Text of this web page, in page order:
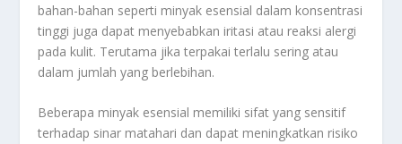
bahan-bahan seperti minyak esensial dalam konsentrasi
tinggi juga dapat menyebabkan iritasi atau reaksi alergi
pada kulit. Terutama jika terpakai terlalu sering atau
dalam jumlah yang berlebihan.
Beberapa minyak esensial memiliki sifat yang sensitif
terhadap sinar matahari dan dapat meningkatkan risiko